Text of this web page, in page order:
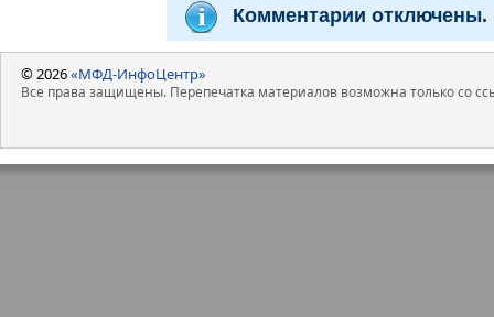
Комментарии отключены.
© 2026«МФД-ИнфоЦентр»
Все права защищены. Перепечатка материалов возможна только со